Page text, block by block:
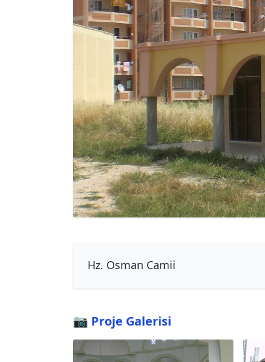
Hz. Osman Camii
📷 Proje Galerisi